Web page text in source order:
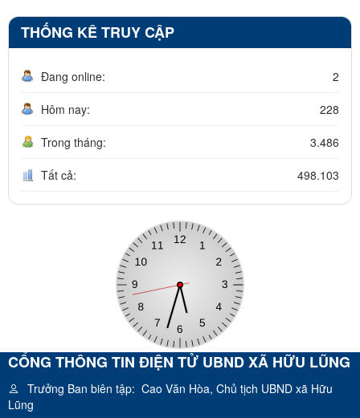
THỐNG KÊ TRUY CẬP
Đang online: 2
Hôm nay: 228
Trong tháng: 3.486
Tất cả: 498.103
CỔNG THÔNG TIN ĐIỆN TỬ UBND XÃ HỮU LŨNG
Trưởng Ban biên tập: Cao Văn Hòa, Chủ tịch UBND xã Hữu
Lũng